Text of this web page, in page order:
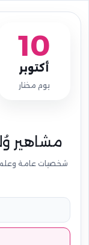
10
أكتوبر
يوم مختار
مشاهير
شخصيات عامة